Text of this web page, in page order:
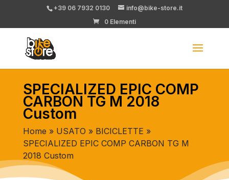
+39 06 7932 0130
info@bike-store.it
0 Elementi
SPECIALIZED EPIC COMP
CARBON TG M 2018
Custom
Home » USATO » BICICLETTE »
SPECIALIZED EPIC COMP CARBON TG M
2018 Custom